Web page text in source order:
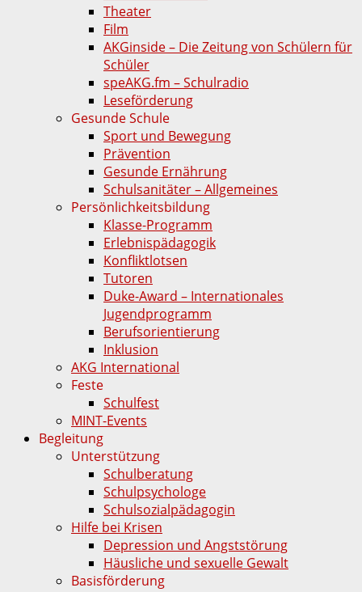
Theater
Film
AKGinside – Die Zeitung von Schülern für
Schüler
speAKG.fm – Schulradio
Leseförderung
Gesunde Schule
Sport und Bewegung
Prävention
Gesunde Ernährung
Schulsanitäter – Allgemeines
Persönlichkeitsbildung
Klasse-Programm
Erlebnispädagogik
Konfliktlotsen
Tutoren
Duke-Award – Internationales
Jugendprogramm
Berufsorientierung
Inklusion
AKG International
Feste
Schulfest
MINT-Events
Begleitung
Unterstützung
Schulberatung
Schulpsychologe
Schulsozialpädagogin
Hilfe bei Krisen
Depression und Angststörung
Häusliche und sexuelle Gewalt
Basisförderung